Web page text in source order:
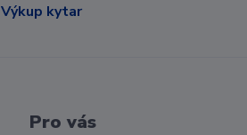
Výkup kytar
Pro vás